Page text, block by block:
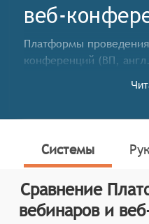
веб-
Платформы
конференций (ВП,
онлайн-сервисы,
онлайн-встреч.
на основе
взаимодействия
режиме реального
Системы
Сравнение
вебинаров и